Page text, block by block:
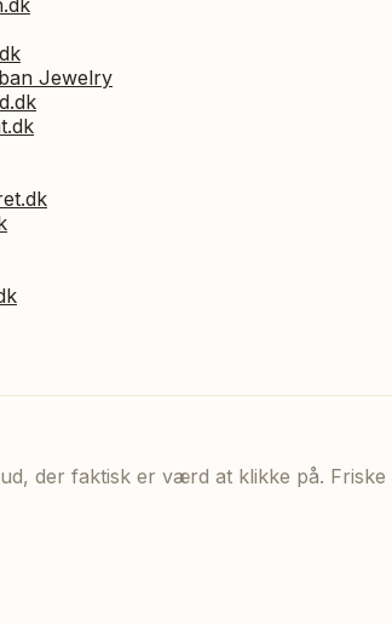
Jewelry
der faktisk er værd at klikke på.